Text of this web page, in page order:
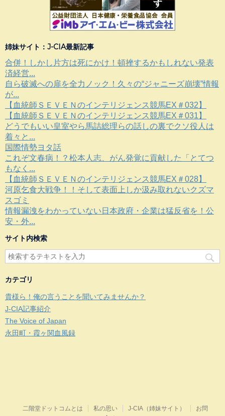
姉妹サイト：J-CIA最新記事
合併！しかし片方は死にかけ！頓挫するかもしれない発表
済経営...
自ら破滅への扉を全力ノック！久々の“ジャニーズ崩壊”情報
が...
【血統師ＳＥＶＥＮのインテリジェンス競馬EX＃032】
【血統師ＳＥＶＥＮのインテリジェンス競馬EX＃031】
どうでもいい皇室やら馬詰総理らの話しの裏でクソ役人は
着々と...
国際情勢ヨタ話
これぞ文春病！？松本人志、がん発覚に貢献した「とてつ
もなく...
【血統師ＳＥＶＥＮのインテリジェンス競馬EX＃028】
河原乞食大戦争！！そして表面上しか汲み取れないクズマ
スゴミ
情報漏洩をわかっていない日本政府・企業は猛反省を！公
安・外...
サイト内検索
カテゴリ
貴様ら！俺の言うことを聞いてみませんか？
J-CIA記事紹介
The Voice of Japan
永田町・霞ヶ関血風録